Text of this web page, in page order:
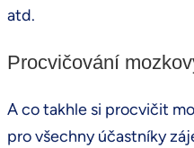
atd.
Procvičování
A co takhle si procvičit
pro všechny účastníky